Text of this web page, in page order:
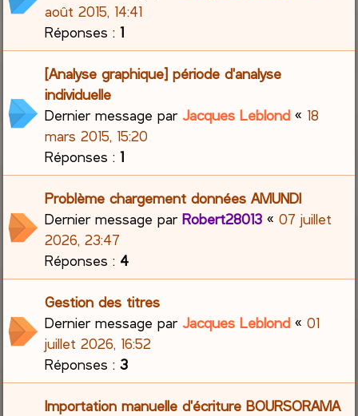
août 2015, 14:41
Réponses :1
[Analyse graphique] période d'analyse
individuelle
Dernier message parJacques Leblond « 18
mars 2015, 15:20
Réponses :1
Problème chargement données AMUNDI
Dernier message parRobert28013 «07 juillet
2026, 23:47
Réponses : 4
Gestion des titres
Dernier message parJacques Leblond «01
juillet 2026, 16:52
Réponses :3
Importation manuelle d'écriture BOURSORAMA